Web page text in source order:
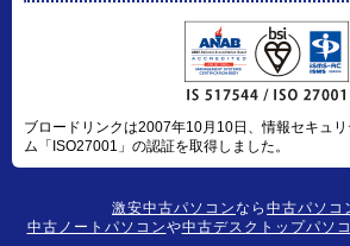
ブロードリンクは2007年10月10日、情報セキュ
ム「ISO27001」の認証を取得しました。
激安中古パソコンなら 中古パソコ
中古ノートパソコンや中古デスクトップパソ